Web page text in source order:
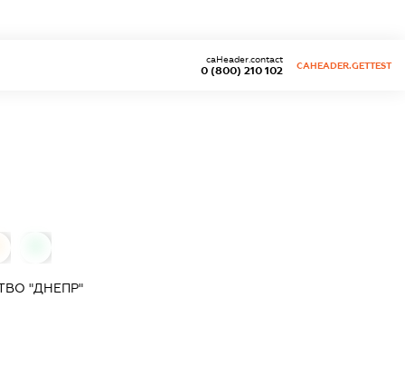
0 (800) 210 102
caHeader.contact
CAHEADER.GETTEST
"ДНЕПР"